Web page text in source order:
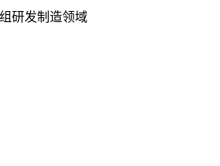
研发制造领域